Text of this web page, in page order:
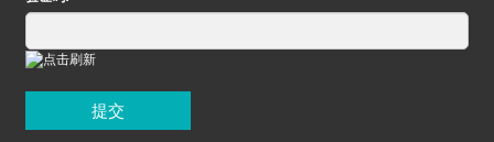
提交